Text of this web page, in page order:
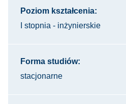
Poziom kształcenia:
I stopnia - inżynierskie
Forma studiów:
stacjonarne